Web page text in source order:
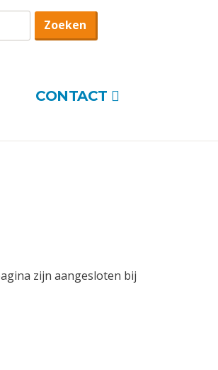
Zoeken
CONTACT
zijn aangesloten bij